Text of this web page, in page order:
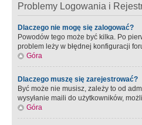
Problemy Logowania i
Dlaczego nie mogę się zalogować?
Powodów tego może być kilka. Po
problem leży w błędnej konfiguracji
Góra
Dlaczego muszę się zarejestrować?
Być może nie musisz, zależy to od
wysyłanie maili do użytkowników,
Góra